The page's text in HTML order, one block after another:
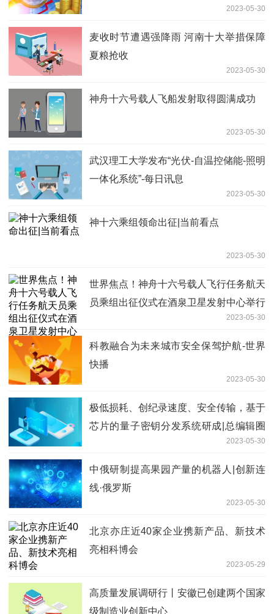
2023-05-30
麦收时节遭遇强降雨 河南十大举措保障
夏粮抢收
2023-05-30
神舟十六号载人飞船发射取得圆满成功
2023-05-30
武汉理工大学发布“光伏-自温控储能-照明
一体化系统”-每日讯息
2023-05-30
神十六乘组领命出征|当前看点
2023-05-30
世界焦点！神舟十六号载人飞行任务航天
员乘组出征仪式在酒泉卫星发射中心举行
2023-05-30
科教融合为未来城市安全保驾护航-世界
快播
2023-05-30
极低损耗、创纪录速度、安全传输，基于
芯片的量子密钥分发系统研成|总编辑圈
2023-05-30
中俄研制提高果园产量的机器人|创新连
线·俄罗斯
2023-05-30
北京亦庄近40家企业携新产品、新技术
亮相科博会
2023-05-29
高质量发展调研行丨安徽已创建两个国家
级制造业创新中心